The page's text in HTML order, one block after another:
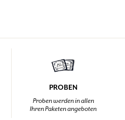
PROBEN
Proben werden in allen
Ihren Paketen angeboten